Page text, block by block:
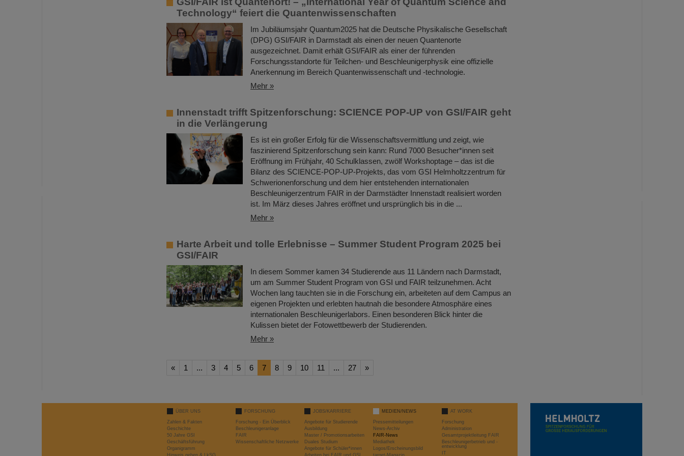
Technology“ feiert die Quantenwissenschaften
Im Jubiläumsjahr Quantum2025 hat die Deutsche Physikalische Gesellschaft
(DPG) GSI/FAIR in Darmstadt als einen der neuen Quantenorte
ausgezeichnet. Damit erhält GSI/FAIR als einer der führenden
Forschungsstandorte für Teilchen- und Beschleunigerphysik eine offizielle
Anerkennung im Bereich Quantenwissenschaft und -technologie.
Mehr »
Innenstadt trifft Spitzenforschung: SCIENCE POP-UP von GSI/FAIR geht
in die Verlängerung
Es ist ein großer Erfolg für die Wissenschaftsvermittlung und zeigt, wie
faszinierend Spitzenforschung sein kann: Rund 7000 Besucher*innen seit
Eröffnung im Frühjahr, 40 Schulklassen, zwölf Workshoptage – das ist die
Bilanz des SCIENCE-POP-UP-Projekts, das vom GSI Helmholtzzentrum für
Schwerionenforschung und dem hier entstehenden internationalen
Beschleunigerzentrum FAIR in der Darmstädter Innenstadt realisiert worden
ist. Im März dieses Jahres eröffnet und ursprünglich bis in die ...
Mehr »
Harte Arbeit und tolle Erlebnisse – Summer Student Program 2025 bei
GSI/FAIR
In diesem Sommer kamen 34 Studierende aus 11 Ländern nach Darmstadt,
um am Summer Student Program von GSI und FAIR teilzunehmen. Acht
Wochen lang tauchten sie in die Forschung ein, arbeiteten auf dem Campus an
eigenen Projekten und erlebten hautnah die besondere Atmosphäre eines
internationalen Beschleunigerlabors. Einen besonderen Blick hinter die
Kulissen bietet der Fotowettbewerb der Studierenden.
Mehr »
« 1 ... 3 4 5 6 7 8 9 10 11 ... 27 »
ÜBER UNS
Zahlen & Fakten
Geschichte
50 Jahre GSI
Geschäftsführung
Organigramm
Hinweis geben & LkSG
FORSCHUNG
Forschung - Ein Überblick
Beschleunigeranlage
FAIR
Wissenschaftliche Netzwerke
JOBS/KARRIERE
Angebote für Studierende
Ausbildung
Master / Promotionsarbeiten
Duales Studium
Angebote für Schüler*innen
Arbeiten bei FAIR und GSI
MEDIEN/NEWS
Pressemitteilungen
News-Archiv
FAIR-News
Mediathek
Logos/Erscheinungsbild
target-Magazin
AT WORK
Forschung
Administration
Gesamtprojektleitung FAIR
Beschleunigerbetrieb und -
entwicklung
IT